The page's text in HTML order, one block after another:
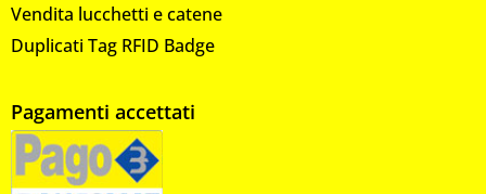
Vendita lucchetti e catene
Duplicati Tag RFID Badge
Pagamenti accettati